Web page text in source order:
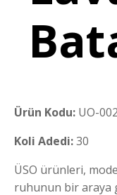
Ürün Kodu: UO-
Koli Adedi:30
ÜSO ürünleri,
ruhunun bir araya